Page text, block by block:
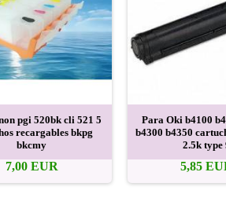
pgi 520bk cli 521 5
recargables bkpg
bkcmy
7,00 EUR
Para Oki b4100
b4300 b4350
2.5k type
5,85